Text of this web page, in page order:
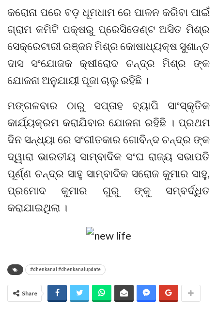
କରୋନା ପରେ ବଡ଼ ଧୂମଧାମ ରେ ପାଳନ କରିବା ପାଇଁ
ଗ୍ରାମ କମିଟି ପକ୍ଷରୁ ପ୍ରେସିଡେଣ୍ଟ ଅସିତ ମିଶ୍ର
ସେକ୍ରେଟାରୀ ରଞ୍ଜନ ମିଶ୍ର କୋଷାଧ୍ୟକ୍ଷ ସୁଶାନ୍ତ
ଦାସ ସଂଯୋଜକ କ୍ଷୀରୋଦ ଚନ୍ଦ୍ର ମିଶ୍ର ଙ୍କ
ଯୋଜନା ଅନୁଯାୟୀ ପୂଜା ଚାଲୁ ରହିଛି ।
ମଙ୍ଗଳବାର ଠାରୁ ସପ୍ତାହ ବ୍ୟାପି ସାଂସ୍କୃତିକ
କାର୍ଯ୍ୟକ୍ରମ କରାଯିବାର ଯୋଜନା ରହିଛି । ପ୍ରଥମ
ଦିନ ସନ୍ଧ୍ୟା ରେ ସଂଗୀତକାର ଗୋବିନ୍ଦ ଚନ୍ଦ୍ର ଙ୍କ
ଦ୍ୱାରା ଭାରତୀୟ ସାମ୍ବାଦିକ ସଂଘ ରାଜ୍ୟ ସଭାପତି
ପୂର୍ଣ୍ଣ ଚନ୍ଦ୍ର ସାହୁ ସାମ୍ବାଦିକ ସରୋଜ କୁମାର ସାହୁ,
ପ୍ରମୋଦ କୁମାର ଗୁରୁ ଙ୍କୁ ସମ୍ବର୍ଦ୍ଧିତ
କରାଯାଇଥିଲା ।
#dhenkanal #dhenkanalupdate
Share